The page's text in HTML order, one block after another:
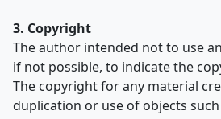
3. Copyright
The author intended not to use
if not possible, to indicate the
The copyright for any material
duplication or use of objects